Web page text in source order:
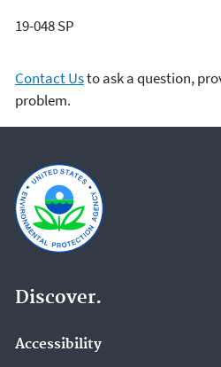
19-048 SP
Contact Usto ask a question,
problem.
Discover.
Accessibility